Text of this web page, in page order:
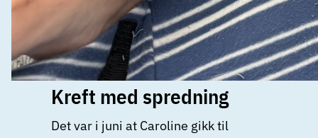
Kreft med spredning
Det var i juni at Caroline gikk til